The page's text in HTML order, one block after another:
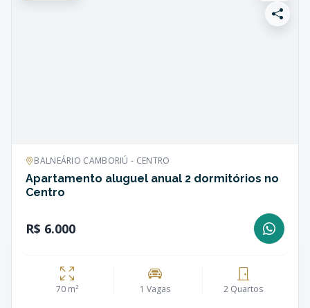
BALNEÁRIO CAMBORIÚ - CENTRO
Apartamento aluguel anual 2 dormitórios no
Centro
R$ 6.000
70 m² 1 Vagas 2 Quartos